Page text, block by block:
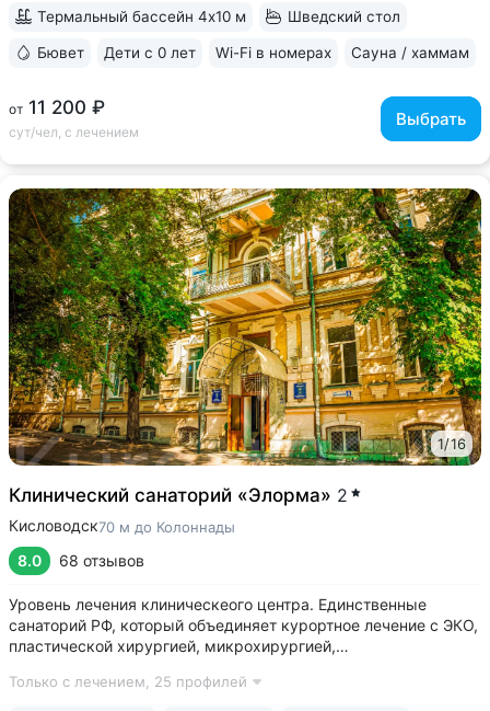
от 11 200 ₽
сут/чел, с лечением
Выбрать
Термальный бассейн 4х10 м Шведский стол
Бювет Дети с 0 лет Wi-Fi в номерах Сауна / хаммам
1/16
Клинический санаторий «Элорма» 2
Кисловодск70 м до Колоннады
8.0 68 отзывов
Уровень лечения клиническеого центра. Единственные
санаторий РФ, который объединяет курортное лечение с ЭКО,
пластической хирургией, микрохирургией,
• Красивое историческое здание в 100 м от Нарзанной
Только с лечением, 25 профилей